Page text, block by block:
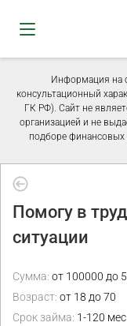
Информация на
консультационный
ГК РФ). Сайт не
организацией и не
подборе
Помогу в
ситуации
Сумма: от 100000 до
Возраст: от 18 до 70
Срок займа: 1-120 мес